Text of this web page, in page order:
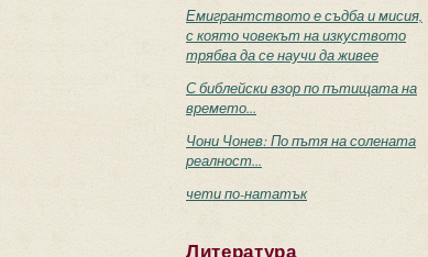
Емигрантството е съдба и мисия,
с която човекът на изкуството
трябва да се научи да живее
С библейски взор по пътищата на
времето...
Чони Чонев: По пътя на солената
реалност...
чети по-нататък
Литература